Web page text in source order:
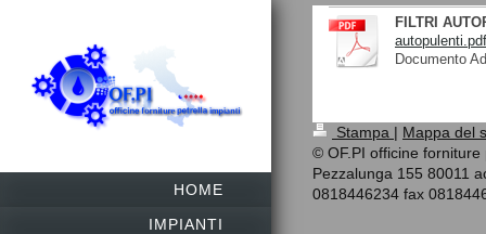
HOME
IMPIANTI
FILTRI
autopulenti.pdf
Documento
Stampa | Mappa del
© OF.PI officine
Pezzalunga 155 80011
0818446234 fax